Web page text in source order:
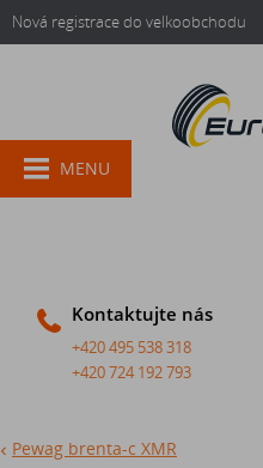
Nová registrace do velkoobchodu
Kontaktujte nás
+420 495 538 318
+420 724 192 793
MENU
Pewag brenta-c XMR